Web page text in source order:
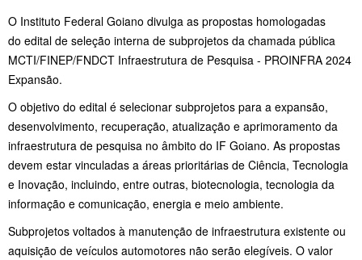
O Instituto Federal Goiano divulga as propostas homologadas
do edital de seleção interna de subprojetos da chamada pública
MCTI/FINEP/FNDCT Infraestrutura de Pesquisa - PROINFRA 2024
Expansão.
O objetivo do edital é selecionar subprojetos para a expansão,
desenvolvimento, recuperação, atualização e aprimoramento da
infraestrutura de pesquisa no âmbito do IF Goiano. As propostas
devem estar vinculadas a áreas prioritárias de Ciência, Tecnologia
e Inovação, incluindo, entre outras, biotecnologia, tecnologia da
informação e comunicação, energia e meio ambiente.
Subprojetos voltados à manutenção de infraestrutura existente ou
aquisição de veículos automotores não serão elegíveis. O valor